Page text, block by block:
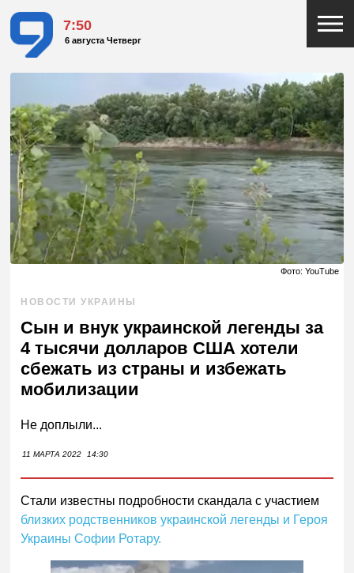
7:50
6 августа Четверг
Фото: YouTube
НОВОСТИ УКРАИНЫ
Сын и внук украинской легенды за
4 тысячи долларов США хотели
сбежать из страны и избежать
мобилизации
Не доплыли...
11 МАРТА 2022 14:30
Стали известны подробности скандала с участием
близких родственников украинской легенды и Героя
Украины Софии Ротару.